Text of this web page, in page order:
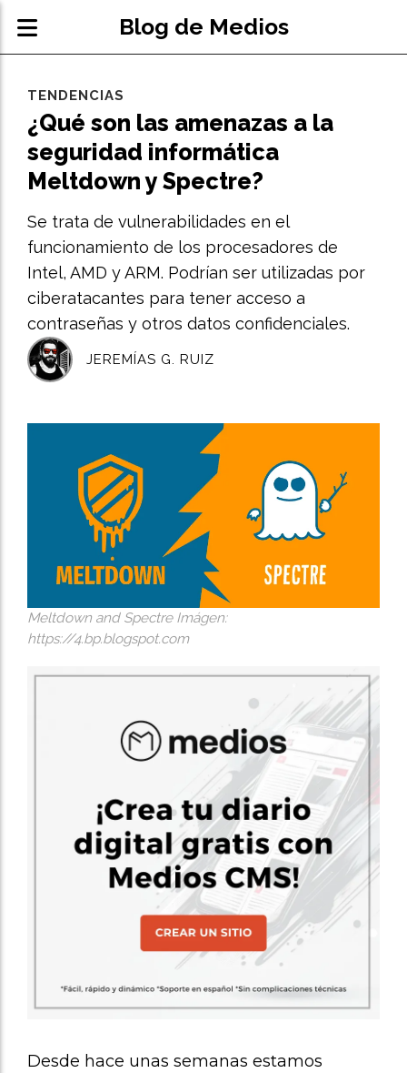
Blog de Medios
¿Qué son las amenazas a la
seguridad informática
Meltdown y Spectre?
Se trata de vulnerabilidades en el
funcionamiento de los procesadores de
Intel, AMD y ARM. Podrían ser utilizadas por
ciberatacantes para tener acceso a
contraseñas y otros datos confidenciales.
TENDENCIAS
JEREMÍAS G. RUIZ
Meltdown and Spectre Imágen:
https://4.bp.blogspot.com
Desde hace unas semanas estamos